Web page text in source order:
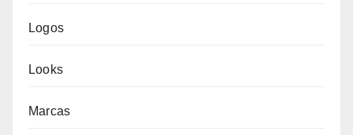
Logos
Looks
Marcas